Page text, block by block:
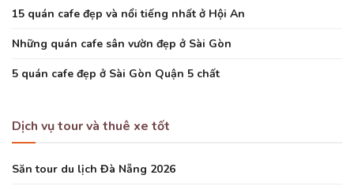
15 quán cafe đẹp và nổi tiếng nhất ở Hội An
Những quán cafe sân vườn đẹp ở Sài Gòn
5 quán cafe đẹp ở Sài Gòn Quận 5 chất
Dịch vụ tour và thuê xe tốt
Săn tour du lịch Đà Nẵng 2026